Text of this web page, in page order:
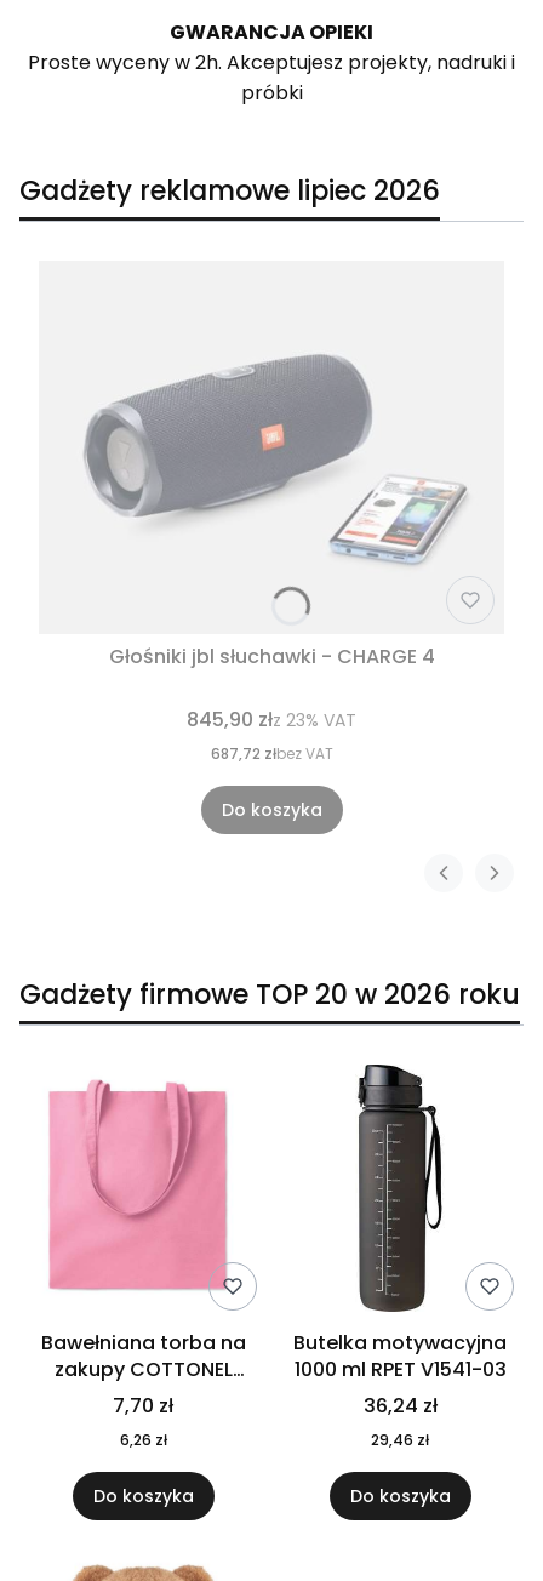
GWARANCJA OPIEKI
Proste wyceny w 2h. Akceptujesz projekty, nadruki i
próbki
Gadżety reklamowe lipiec 2026
Głośniki jbl słuchawki - CHARGE 4
845,90 złz 23% VAT
687,72 złbez VAT
Do koszyka
Gadżety firmowe TOP 20 w 2026 roku
Bawełniana torba na
zakupy COTTONEL
COLOUR++ MO9846-11
7,70 zł
6,26 zł
Do koszyka
Butelka motywacyjna
1000 ml RPET V1541-03
36,24 zł
29,46 zł
Do koszyka